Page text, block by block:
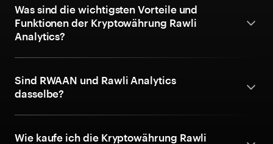
Was sind die wichtigsten Vorteile und
Funktionen der Kryptowährung Rawli
Analytics?
Sind RWAAN und Rawli Analytics
dasselbe?
Wie kaufe ich die Kryptowährung Rawli